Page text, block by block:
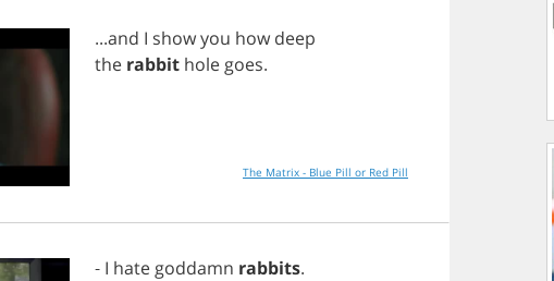
...and I showyou how deep
the rabbit hole goes.
The Matrix - Blue Pill or Red Pill
- I hate goddamn rabbits.